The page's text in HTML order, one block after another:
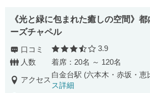
《光と緑に包まれた癒しの空間》
ーズチャペル
口コミ 口コミ評価
3.9
人数
着席：20名 ～ 120名
アクセス
白金台駅 (六本木・赤坂・恵
ス詳細